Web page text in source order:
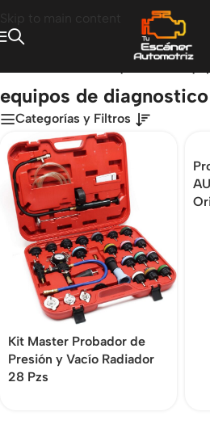
Skip to main content
equipos de diagnostico
Categorías y Filtros
Kit Master Probador de
Presión y Vacío Radiador
28 Pzs